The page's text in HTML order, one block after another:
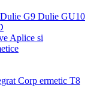
Dulie G9 Dulie GU10
Aplice si
Corp ermetic T8